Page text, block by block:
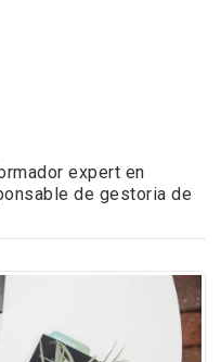
expert en
de gestoria de